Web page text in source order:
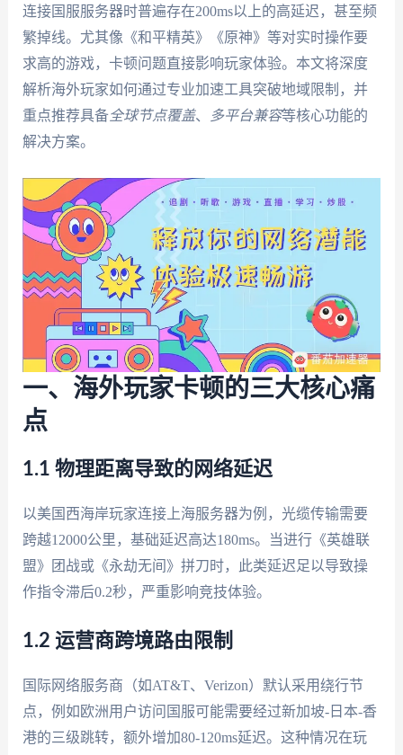
连接国服服务器时普遍存在200ms以上的高延迟，甚至频
繁掉线。尤其像《和平精英》《原神》等对实时操作要
求高的游戏，卡顿问题直接影响玩家体验。本文将深度
解析海外玩家如何通过专业加速工具突破地域限制，并
重点推荐具备全球节点覆盖、 多平台兼容等核心功能的
解决方案。
一、海外玩家卡顿的三大核心痛
点
1.1 物理距离导致的网络延迟
以美国西海岸玩家连接上海服务器为例，光缆传输需要
跨越12000公里，基础延迟高达180ms。当进行《英雄联
盟》团战或《永劫无间》拼刀时，此类延迟足以导致操
作指令滞后0.2秒，严重影响竞技体验。
1.2 运营商跨境路由限制
国际网络服务商（如AT&T、Verizon）默认采用绕行节
点，例如欧洲用户访问国服可能需要经过新加坡-日本-香
港的三级跳转，额外增加80-120ms延迟。这种情况在玩